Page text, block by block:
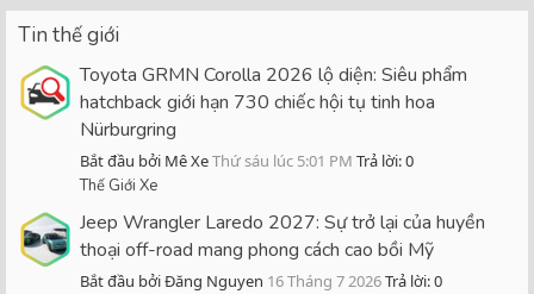
Tin thế giới
Toyota GRMN Corolla 2026 lộ diện: Siêu phẩm
hatchback giới hạn 730 chiếc hội tụ tinh hoa
Nürburgring
Bắt đầu bởi Mê XeThứ sáu lúc 5:01 PM Trả lời: 0
Thế Giới Xe
Jeep Wrangler Laredo 2027: Sự trở lại của huyền
thoại off-road mang phong cách cao bồi Mỹ
Bắt đầu bởi Đăng Nguyen 16 Tháng 7 2026Trả lời: 0